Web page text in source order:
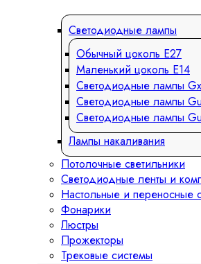
Светодиодные лампы
Обычный цоколь Е27
Маленький цоколь Е14
Светодиодные лампы
Светодиодные лампы
Светодиодные лампы
Лампы накаливания
Потолочные светильники
Светодиодные ленты и
Настольные и переносные
Фонарики
Люстры
Прожекторы
Трековые системы